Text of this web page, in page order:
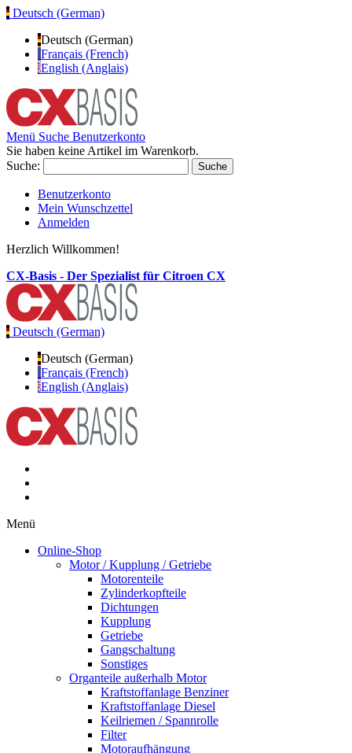
Deutsch (German)
Deutsch (German)
Français (French)
English (Anglais)
Menü Suche Benutzerkonto
Sie haben keine Artikel im Warenkorb.
Suche:
Suche
Benutzerkonto
Mein Wunschzettel
Anmelden
Herzlich Willkommen!
CX-Basis - Der Spezialist für Citroen CX
Deutsch (German)
Deutsch (German)
Français (French)
English (Anglais)
Menü
Online-Shop
Motor / Kupplung / Getriebe
Motorenteile
Zylinderkopfteile
Dichtungen
Kupplung
Getriebe
Gangschaltung
Sonstiges
Organteile außerhalb Motor
Kraftstoffanlage Benziner
Kraftstoffanlage Diesel
Keilriemen / Spannrolle
Filter
Motoraufhängung